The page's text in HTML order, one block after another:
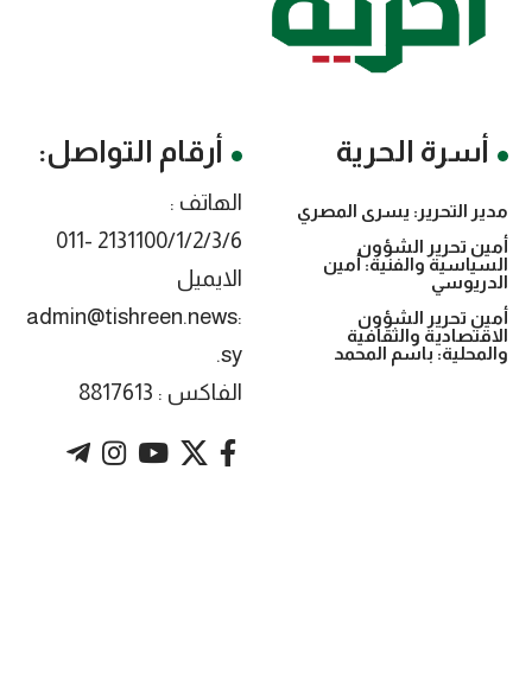
أسرة الحرية
مدير التحرير: يسرى المصري
أمين تحرير الشؤون
السياسية والفنية: أمين
الدريوسي
أمين تحرير الشؤون
الاقتصادية والثقافية
والمحلية: باسم المحمد
أرقام التواصل:
الهاتف :
2131100/1/2/3/6 -011
الايميل
:admin@tishreen.news
.sy
الفاكس : 8817613